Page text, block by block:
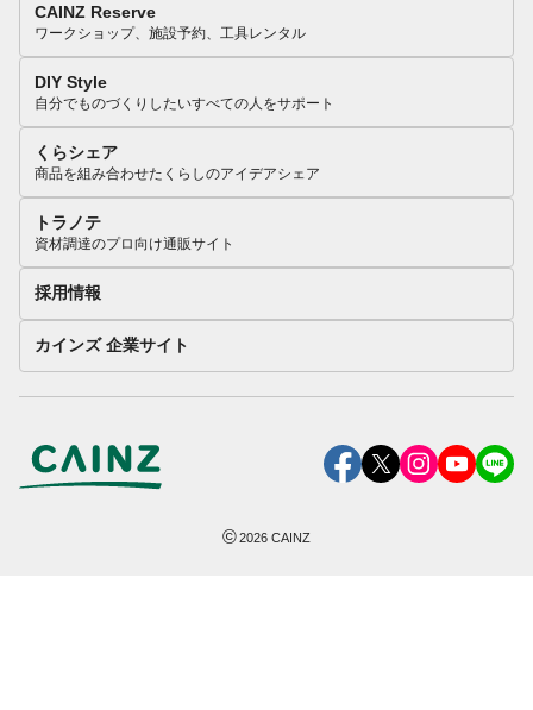
CAINZ Reserve
ワークショップ、施設予約、工具レンタル
DIY Style
自分でものづくりしたいすべての人をサポート
くらシェア
商品を組み合わせたくらしのアイデアシェア
トラノテ
資材調達のプロ向け通販サイト
採用情報
カインズ 企業サイト
©2026 CAINZ